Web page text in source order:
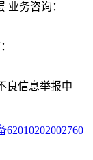
业务咨询：
良信息举报中
62010202002760